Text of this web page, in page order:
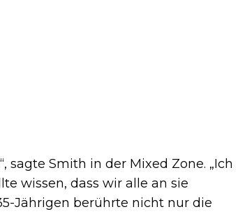
sagte Smith in der Mixed Zone. „Ich
wissen, dass wir alle an sie
Jährigen berührte nicht nur die